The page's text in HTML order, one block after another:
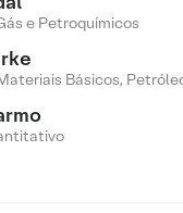
e Petroquímicos
Básicos,